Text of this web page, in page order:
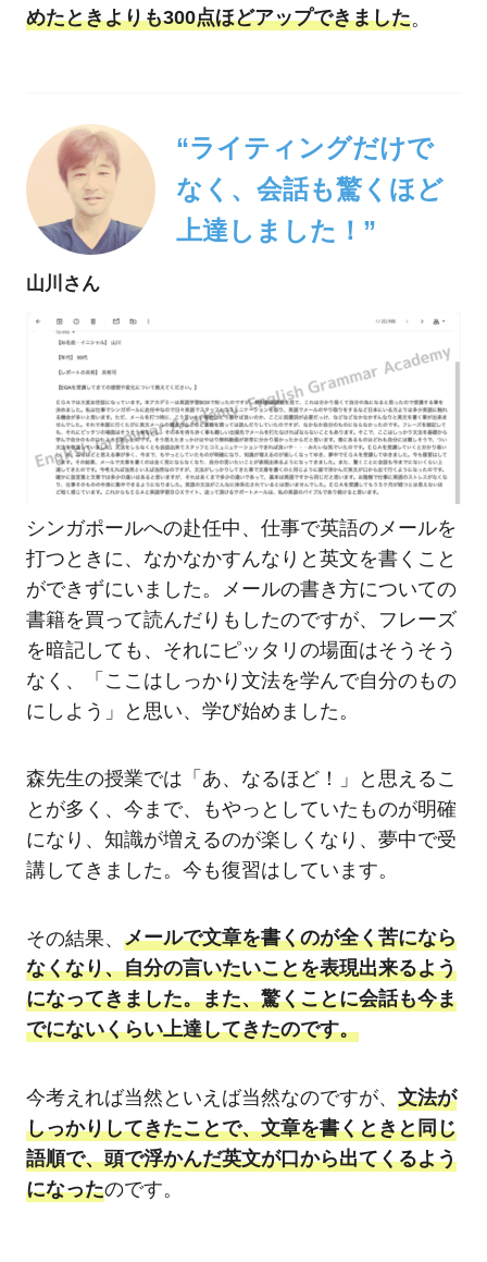
めたときよりも300点ほどアップできました。
“ライティングだけで
なく、会話も驚くほど
上達しました！”
山川さん
シンガポールへの赴任中、仕事で英語のメールを
打つときに、なかなかすんなりと英文を書くこと
ができずにいました。メールの書き方についての
書籍を買って読んだりもしたのですが、フレーズ
を暗記しても、それにピッタリの場面はそうそう
なく、「ここはしっかり文法を学んで自分のもの
にしよう」と思い、学び始めました。
森先生の授業では「あ、なるほど！」と思えるこ
とが多く、今まで、もやっとしていたものが明確
になり、知識が増えるのが楽しくなり、夢中で受
講してきました。今も復習はしています。
その結果、 メールで文章を書くのが全く苦になら
なくなり、自分の言いたいことを表現出来るよう
になってきました。また、驚くことに会話も今ま
でにないくらい上達してきたのです。
今考えれば当然といえば当然なのですが、 文法が
しっかりしてきたことで、文章を書くときと同じ
語順で、頭で浮かんだ英文が口から出てくるよう
になったのです。